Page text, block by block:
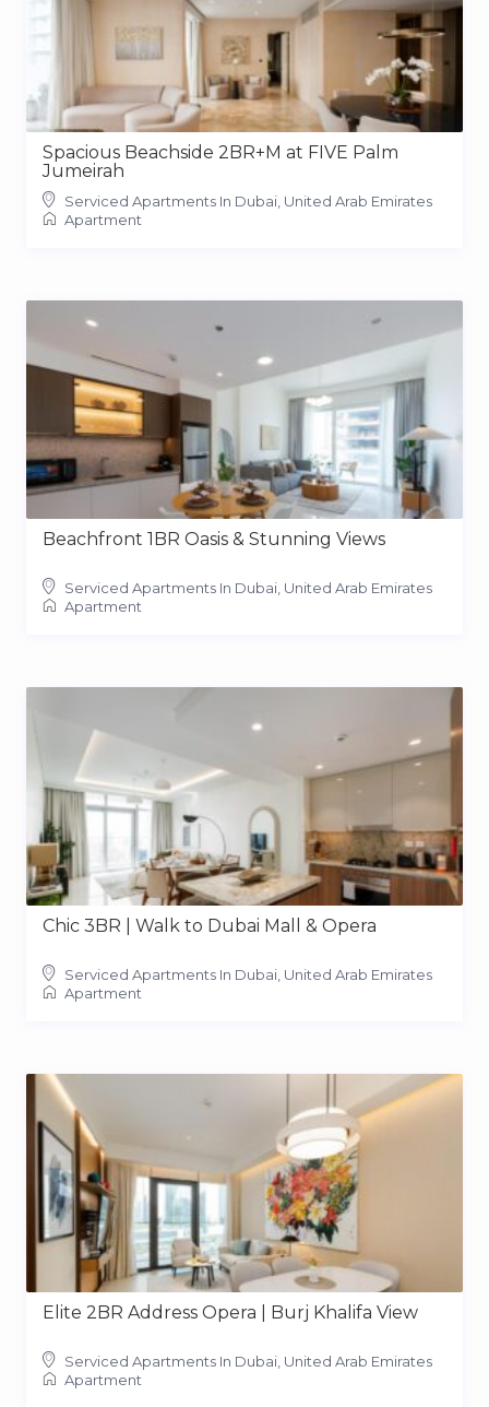
Spacious Beachside 2BR+M at FIVE Palm
Jumeirah
Serviced Apartments In Dubai, United Arab Emirates
Apartment
Beachfront 1BR Oasis & Stunning Views
Serviced Apartments In Dubai, United Arab Emirates
Apartment
Chic 3BR | Walk to Dubai Mall & Opera
Serviced Apartments In Dubai, United Arab Emirates
Apartment
Elite 2BR Address Opera | Burj Khalifa View
Serviced Apartments In Dubai, United Arab Emirates
Apartment